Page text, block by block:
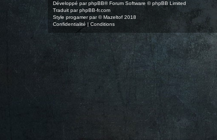
Développé parphpBB® Forum Software © phpBB Limited
Traduit parphpBB-fr.com
Style progamerpar ©Mazeltof 2018
Confidentialité |Conditions